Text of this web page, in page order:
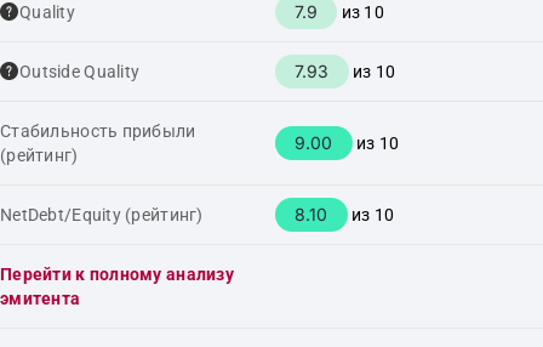
Quality 7.9 из 10
Outside Quality 7.93 из 10
Стабильность прибыли
(рейтинг)
9.00 из 10
NetDebt/Equity (рейтинг) 8.10 из 10
Перейти к полному анализу
эмитента